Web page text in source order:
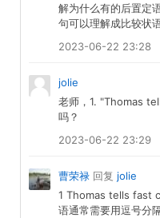
解为什么有的后置定
句可以理解成比较状
2023-06-22 23:28
jolie
老师，1. "Thomas
吗？
2023-06-22 23:29
曹荣禄 回复 jolie
1 Thomas tells fast
语通常需要用逗号分